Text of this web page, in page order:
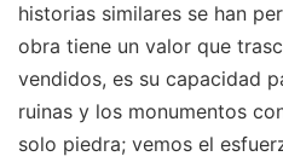
historias similares se han
obra tiene un valor que
vendidos, es su capacidad
ruinas y los monumentos
solo piedra; vemos el